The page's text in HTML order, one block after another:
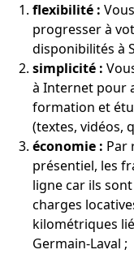
flexibilité :
progresser à
disponibilités à
simplicité :
à Internet pour
formation et
(textes, vidéos,
économie : Par
présentiel, les
ligne car ils
charges
kilométriques
Germain-Laval ;